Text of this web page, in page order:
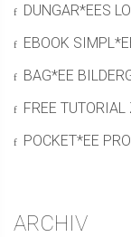
DUNGAR*EES
EBOOK
BAG*EE
FREE
POCKET*EE
ARCHIV